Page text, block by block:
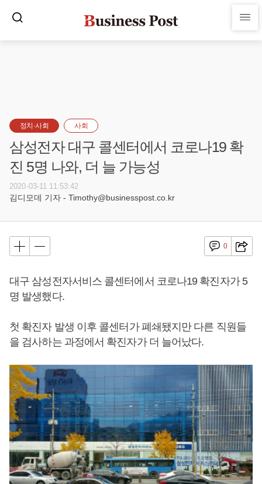
정치·사회 사회
삼성전자 대구 콜센터에서 코로나19 확
진 5명 나와, 더 늘 가능성
2020-03-11 11:53:42
김디모데 기자 - Timothy@businesspost.co.kr
0
대구 삼성전자서비스 콜센터에서 코로나19 확진자가 5
명 발생했다.
첫 확진자 발생 이후 콜센터가 폐쇄됐지만 다른 직원들
을 검사하는 과정에서 확진자가 더 늘어났다.